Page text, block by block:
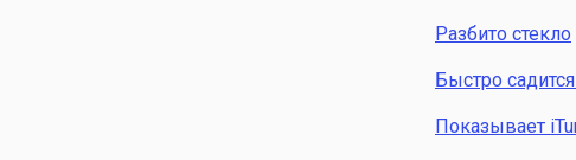
Разбито стекло
Быстро
Показывает